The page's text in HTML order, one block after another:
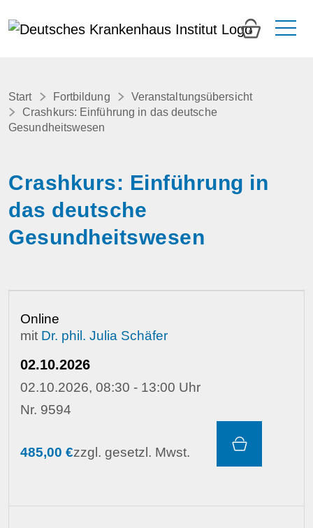
0
Start Fortbildung
Veranstaltungsübersicht
Crashkurs: Einführung in das deutsche
Gesundheitswesen
Crashkurs: Einführung in
das deutsche
Gesundheitswesen
Online
mit Dr. phil. Julia Schäfer
02.10.2026
02.10.2026, 08:30 - 13:00 Uhr
Nr. 9594
485,00 €zzgl. gesetzl. Mwst.